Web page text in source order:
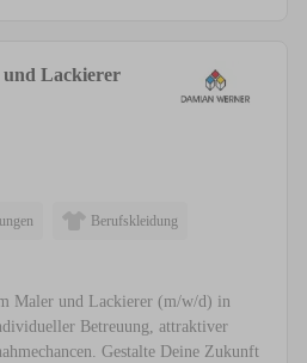
Lackierer
Berufskleidung
Maler und Lackierer (m/w/d) in
Betreuung, attraktiver
Gestalte Deine Zukunft